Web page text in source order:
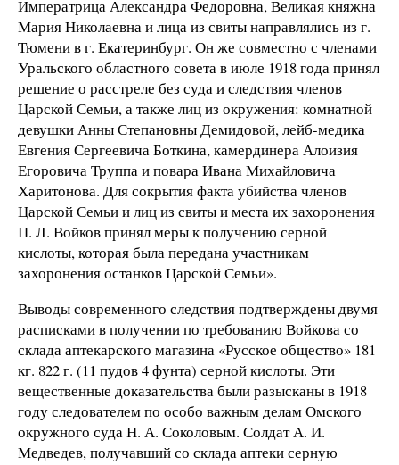
Императрица Александра Федоровна, Великая княжна
Мария Николаевна и лица из свиты направлялись из г.
Тюмени в г. Екатеринбург. Он же совместно с членами
Уральского областного совета в июле 1918 года принял
решение о расстреле без суда и следствия членов
Царской Семьи, а также лиц из окружения: комнатной
девушки Анны Степановны Демидовой, лейб-медика
Евгения Сергеевича Боткина, камердинера Алоизия
Егоровича Труппа и повара Ивана Михайловича
Харитонова. Для сокрытия факта убийства членов
Царской Семьи и лиц из свиты и места их захоронения
П. Л. Войков принял меры к получению серной
кислоты, которая была передана участникам
захоронения останков Царской Семьи».
Выводы современного следствия подтверждены двумя
расписками в получении по требованию Войкова со
склада аптекарского магазина «Русское общество» 181
кг. 822 г. (11 пудов 4 фунта) серной кислоты. Эти
вещественные доказательства были разысканы в 1918
году следователем по особо важным делам Омского
окружного суда Н. А. Соколовым. Солдат А. И.
Медведев, получавший со склада аптеки серную